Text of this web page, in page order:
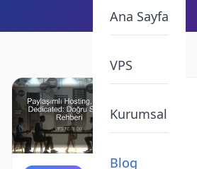
Ana Sayfa
VPS
Kurumsal
Blog